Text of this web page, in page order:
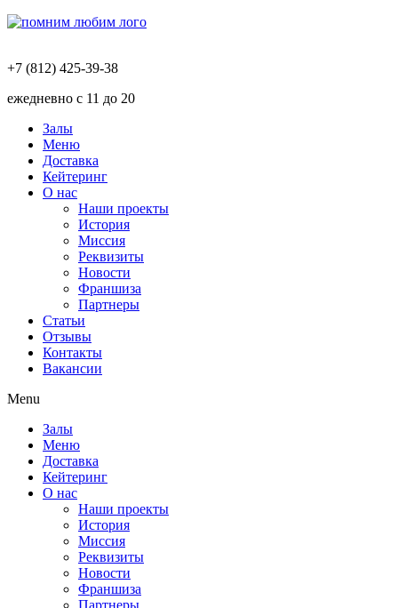
+7 (812) 425-39-38
ежедневно с 11 до 20
Залы
Меню
Доставка
Кейтеринг
О нас
Наши проекты
История
Миссия
Реквизиты
Новости
Франшиза
Партнеры
Статьи
Отзывы
Контакты
Вакансии
Menu
Залы
Меню
Доставка
Кейтеринг
О нас
Наши проекты
История
Миссия
Реквизиты
Новости
Франшиза
Партнеры